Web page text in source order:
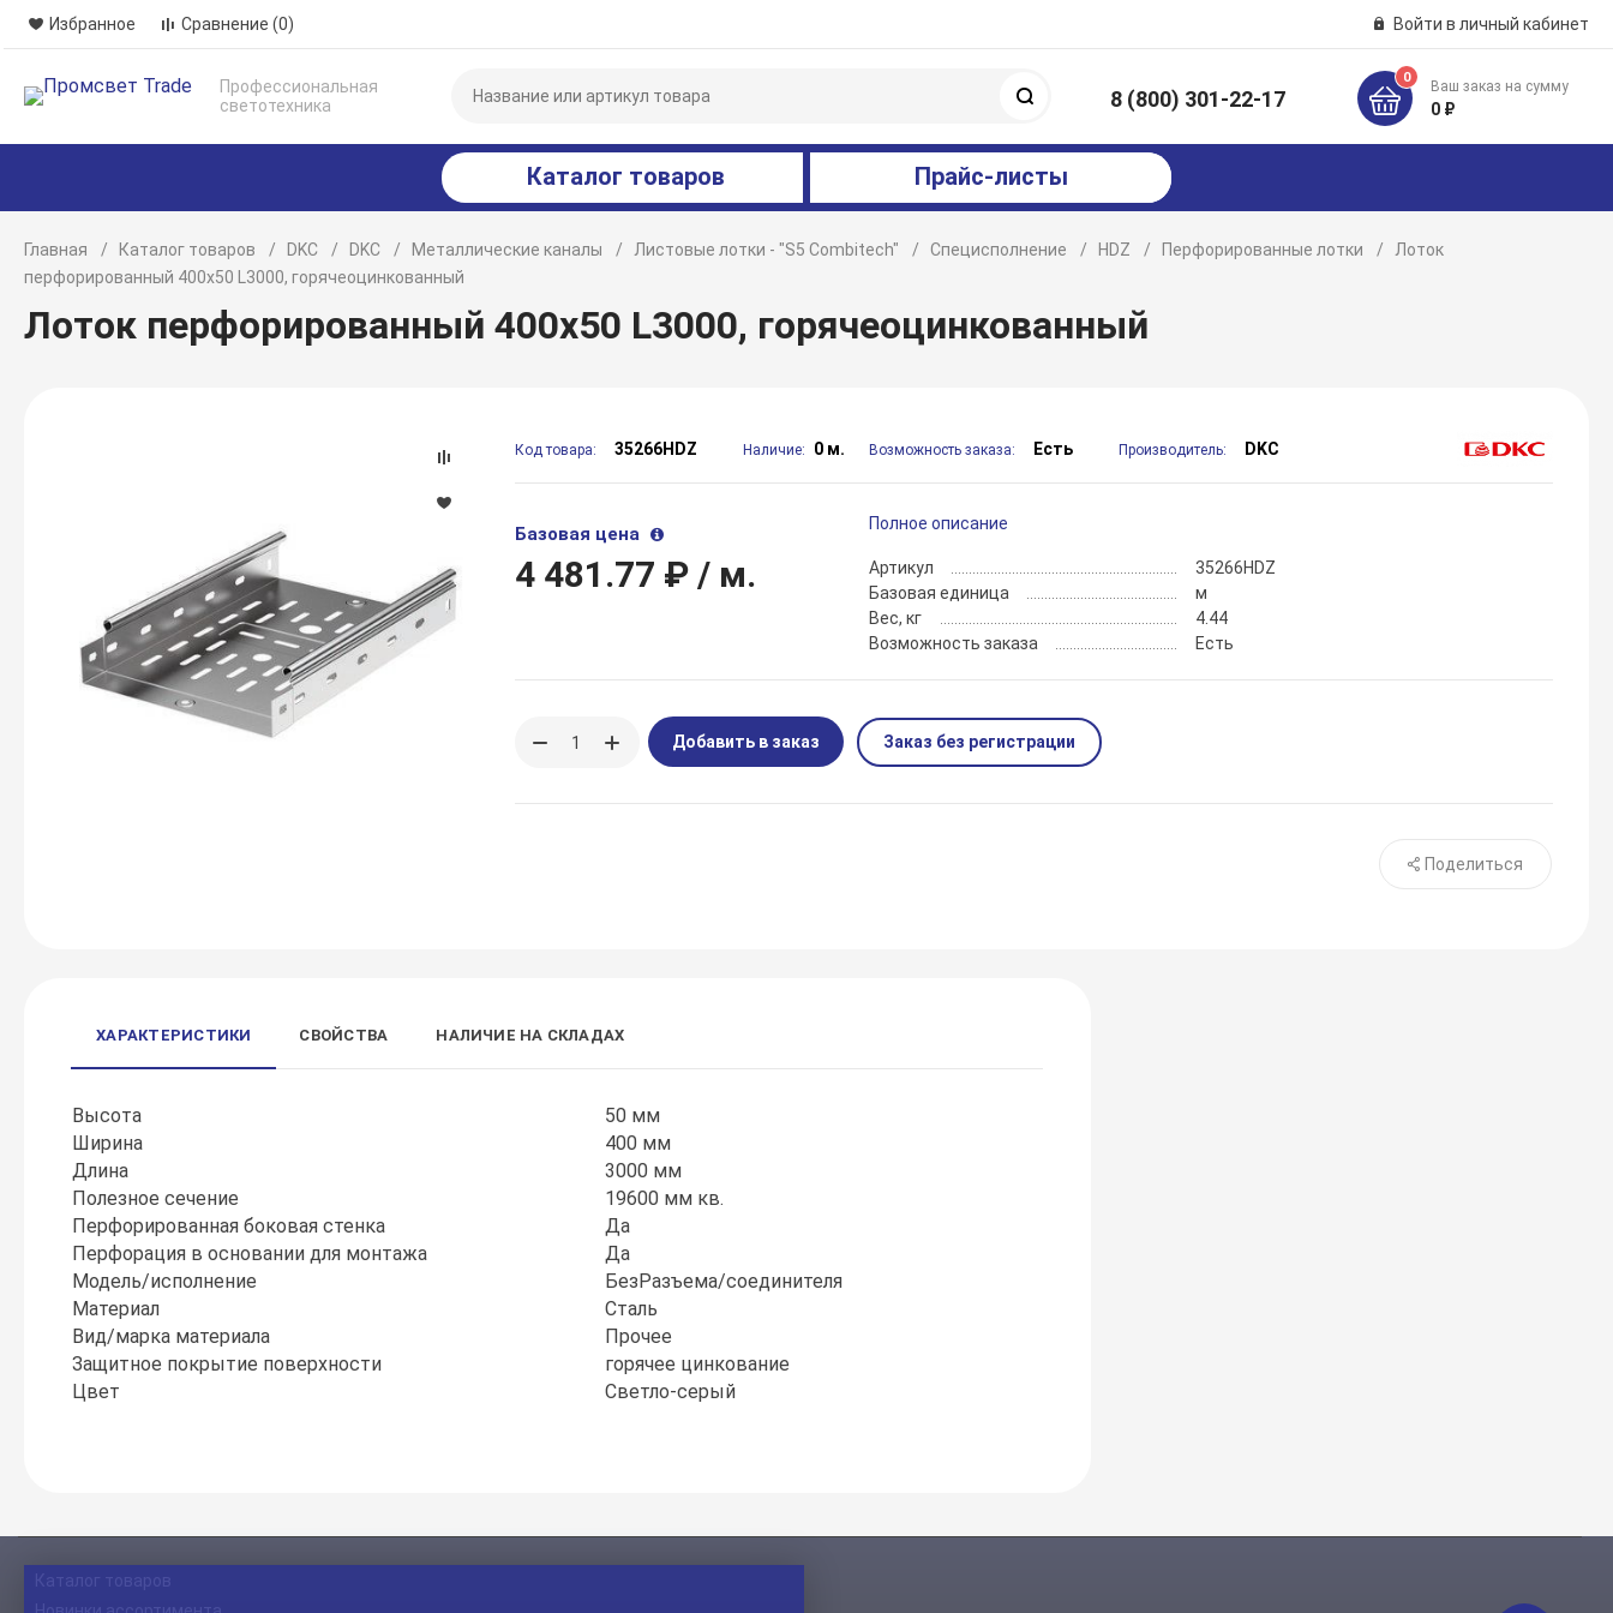
Избранное Сравнение (0) Войти в личный кабинет
Профессиональная
светотехника
8 (800) 301-22-17
0
Ваш заказ на сумму
0 ₽
Каталог товаров Прайс-листы
Главная Каталог товаров DKC DKC Металлические каналы Листовые лотки - "S5 Combitech" Специсполнение HDZ Перфорированные лотки
Лоток
перфорированный 400х50 L3000, горячеоцинкованный
Лоток перфорированный 400х50 L3000, горячеоцинкованный
Код товара: 35266HDZ Наличие: 0 м. Возможность заказа: Есть Производитель: DKC
Базовая цена
4 481.77 ₽ / м.
Полное описание
Артикул
35266HDZ
Базовая единица
м
Вес, кг
4.44
Возможность заказа
Есть
Добавить в заказ Заказ без регистрации
Поделиться
ХАРАКТЕРИСТИКИ СВОЙСТВА НАЛИЧИЕ НА СКЛАДАХ
Высота
50 мм
Ширина
400 мм
Длина
3000 мм
Полезное сечение
19600 мм кв.
Перфорированная боковая стенка
Да
Перфорация в основании для монтажа
Да
Модель/исполнение
БезРазъема/соединителя
Материал
Сталь
Вид/марка материала
Прочее
Защитное покрытие поверхности
горячее цинкование
Цвет
Светло-серый
Каталог товаров